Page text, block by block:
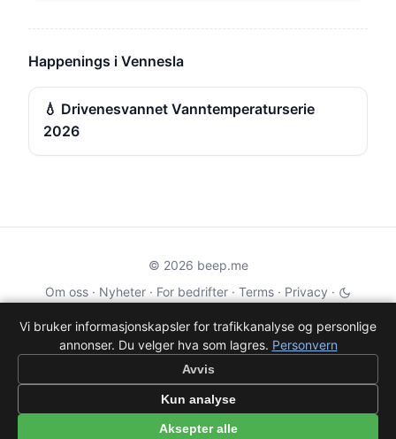
Happenings i Vennesla
💧 Drivenesvannet Vanntemperaturserie
2026
© 2026 beep.me
Om oss · Nyheter · For bedrifter · Terms · Privacy ·
Wikidata OMDb
Data from TMDB, Wikidata & OMDb. Not endorsed or certified by these
services.
Part of EPAK Vibes·Contact
Personvern|beep.me — reminders gone social
Vi bruker informasjonskapsler for trafikkanalyse og personlige
annonser. Du velger hva som lagres. Personvern
Avvis
Kun analyse
Aksepter alle